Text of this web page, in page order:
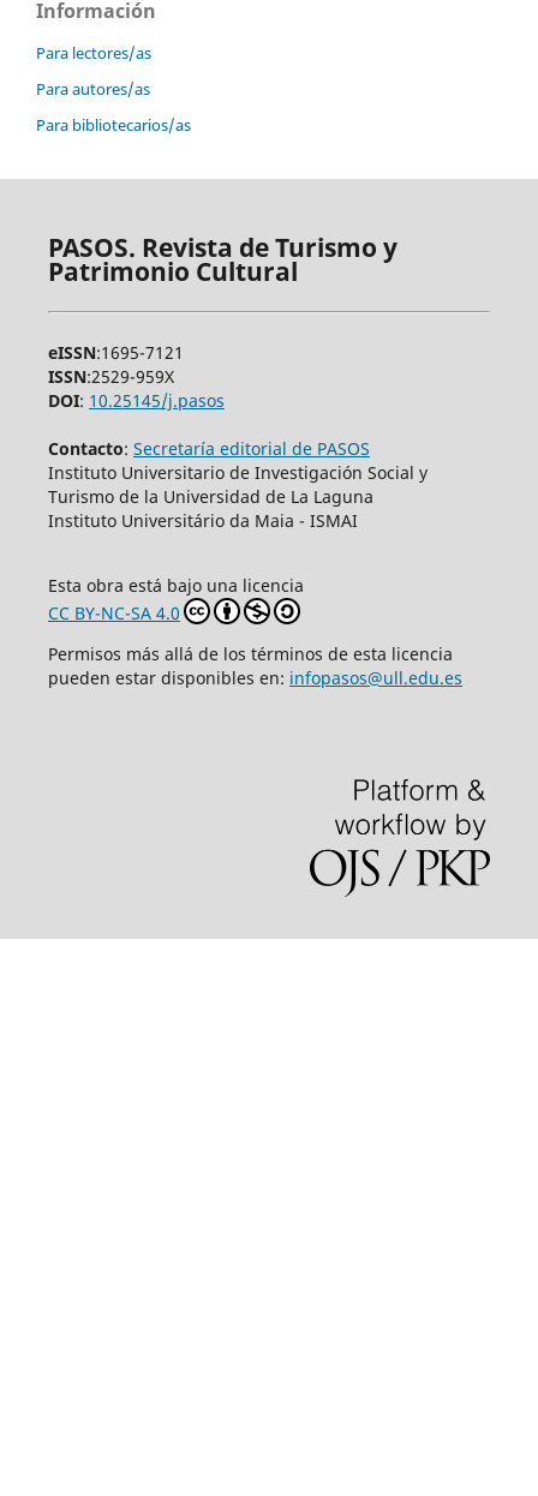
Información
Para lectores/as
Para autores/as
Para bibliotecarios/as
PASOS. Revista de Turismo y
Patrimonio Cultural
eISSN:1695-7121
ISSN:2529-959X
DOI: 10.25145/j.pasos
Contacto: Secretaría editorial de PASOS
Instituto Universitario de Investigación Social y
Turismo de la Universidad de La Laguna
Instituto Universitário da Maia - ISMAI
Esta obra está bajo una licencia
CC BY-NC-SA 4.0
Permisos más allá de los términos de esta licencia
pueden estar disponibles en: infopasos@ull.edu.es